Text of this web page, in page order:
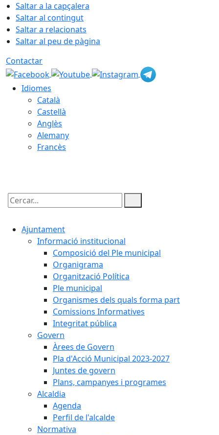
Saltar a la capçalera
Saltar al contingut
Saltar a relacionats
Saltar al peu de pàgina
Contactar
Idiomes
Català
Castellà
Anglès
Alemany
Francès
Cercar:
Ajuntament
Informació institucional
Composició del Ple municipal
Organigrama
Organització Política
Ple municipal
Organismes dels quals forma part
Comissions Informatives
Integritat pública
Govern
Àrees de Govern
Pla d'Acció Municipal 2023-2027
Juntes de govern
Plans, campanyes i programes
Alcaldia
Agenda
Perfil de l'alcalde
Normativa